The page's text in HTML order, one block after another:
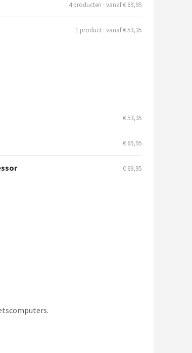
4 producten · vanaf € 69,95
1 product · vanaf € 53,35
€ 53,35
€ 69,95
€ 69,95